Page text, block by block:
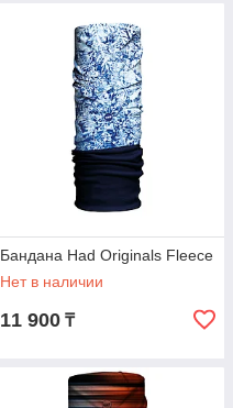
Бандана Had Originals Fleece
Нет в наличии
11 900 ₸